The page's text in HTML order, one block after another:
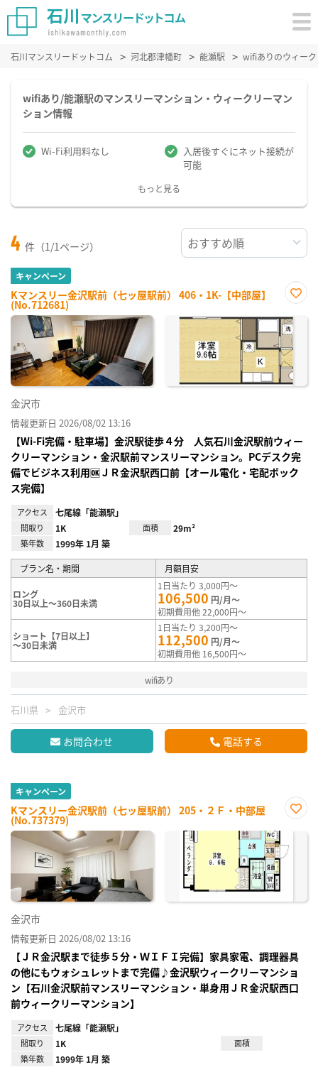
石川マンスリードットコム 河北郡津幡町 能瀬駅 wifiありのウィー
wifiあり/能瀬駅のマンスリーマンション・ウィークリーマン
ション情報
Wi-Fi利用料なし
入居後すぐにネット接続が
可能
もっと見る
4 件（1/1ページ）
キャンペーン
Kマンスリー金沢駅前（七ッ屋駅前） 406・1K-【中部屋】
(No.712681)
に入
り登
録
金沢市
情報更新日 2026/08/02 13:16
【Wi-Fi完備・駐車場】金沢駅徒歩４分 人気石川金沢駅前ウィー
クリーマンション・金沢駅前マンスリーマンション。PCデスク完
備でビジネス利用🆗ＪＲ金沢駅西口前【オール電化・宅配ボック
ス完備】
アクセス 七尾線「能瀬駅」
間取り 1K 面積 29m²
築年数 1999年 1月 築
プラン名・期間 月額目安
ロング
30日以上～360日未満
1日当たり 3,000円～
106,500 円/月～
初期費用他 22,000円～
ショート【7日以上】
～30日未満
1日当たり 3,200円～
112,500 円/月～
初期費用他 16,500円～
wifiあり
石川県 金沢市
お問合わせ 電話する
キャンペーン
Kマンスリー金沢駅前（七ッ屋駅前） 205・２Ｆ・中部屋
(No.737379)
に入
り登
録
金沢市
情報更新日 2026/08/02 13:16
【ＪＲ金沢駅まで徒歩５分・ＷＩＦＩ完備】家具家電、調理器具
の他にもウォシュレットまで完備♪金沢駅ウィークリーマンショ
ン【石川金沢駅前マンスリーマンション・単身用ＪＲ金沢駅西口
前ウィークリーマンション】
アクセス 七尾線「能瀬駅」
間取り 1K
面積
築年数
1999年 1月 築